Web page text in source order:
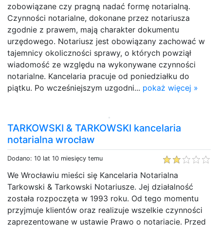
zobowiązane czy pragną nadać formę notarialną.
Czynności notarialne, dokonane przez notariusza
zgodnie z prawem, mają charakter dokumentu
urzędowego. Notariusz jest obowiązany zachować w
tajemnicy okoliczności sprawy, o których powziął
wiadomość ze względu na wykonywane czynności
notarialne. Kancelaria pracuje od poniedziałku do
piątku. Po wcześniejszym uzgodni... pokaż więcej »
TARKOWSKI & TARKOWSKI kancelaria
notarialna wrocław
Dodano: 10 lat 10 miesięcy temu
We Wrocławiu mieści się Kancelaria Notarialna
Tarkowski & Tarkowski Notariusze. Jej działalność
została rozpoczęta w 1993 roku. Od tego momentu
przyjmuje klientów oraz realizuje wszelkie czynności
zaprezentowane w ustawie Prawo o notariacie. Przed